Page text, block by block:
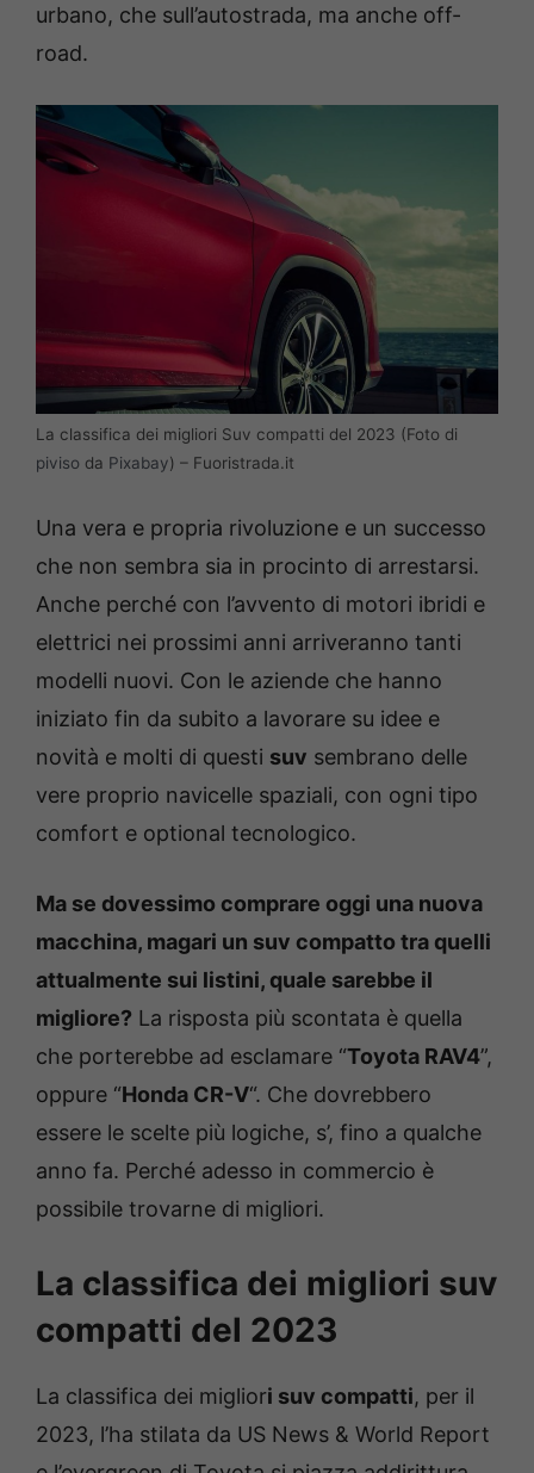
urbano, che sull’autostrada, ma anche off-
road.
La classifica dei migliori Suv compatti del 2023 (Foto di
piviso da Pixabay) – Fuoristrada.it
Una vera e propria rivoluzione e un successo
che non sembra sia in procinto di arrestarsi.
Anche perché con l’avvento di motori ibridi e
elettrici nei prossimi anni arriveranno tanti
modelli nuovi. Con le aziende che hanno
iniziato fin da subito a lavorare su idee e
novità e molti di questi suv sembrano delle
vere proprio navicelle spaziali, con ogni tipo
comfort e optional tecnologico.
Ma se dovessimo comprare oggi una nuova
macchina, magari un suv compatto tra quelli
attualmente sui listini, quale sarebbe il
migliore? La risposta più scontata è quella
che porterebbe ad esclamare “Toyota RAV4”,
oppure “Honda CR-V“. Che dovrebbero
essere le scelte più logiche, s’, fino a qualche
anno fa. Perché adesso in commercio è
possibile trovarne di migliori.
La classifica dei migliori suv
compatti del 2023
La classifica dei migliori suv compatti, per il
2023, l’ha stilata da US News & World Report